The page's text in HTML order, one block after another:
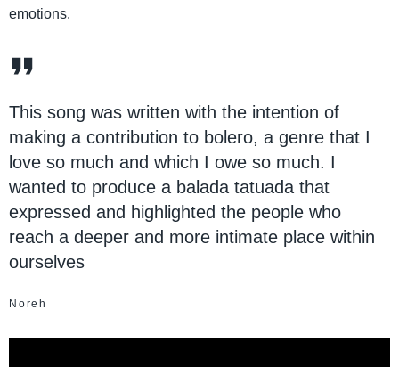
emotions.
This song was written with the intention of
making a contribution to bolero, a genre that I
love so much and which I owe so much. I
wanted to produce a balada tatuada that
expressed and highlighted the people who
reach a deeper and more intimate place within
ourselves
Noreh